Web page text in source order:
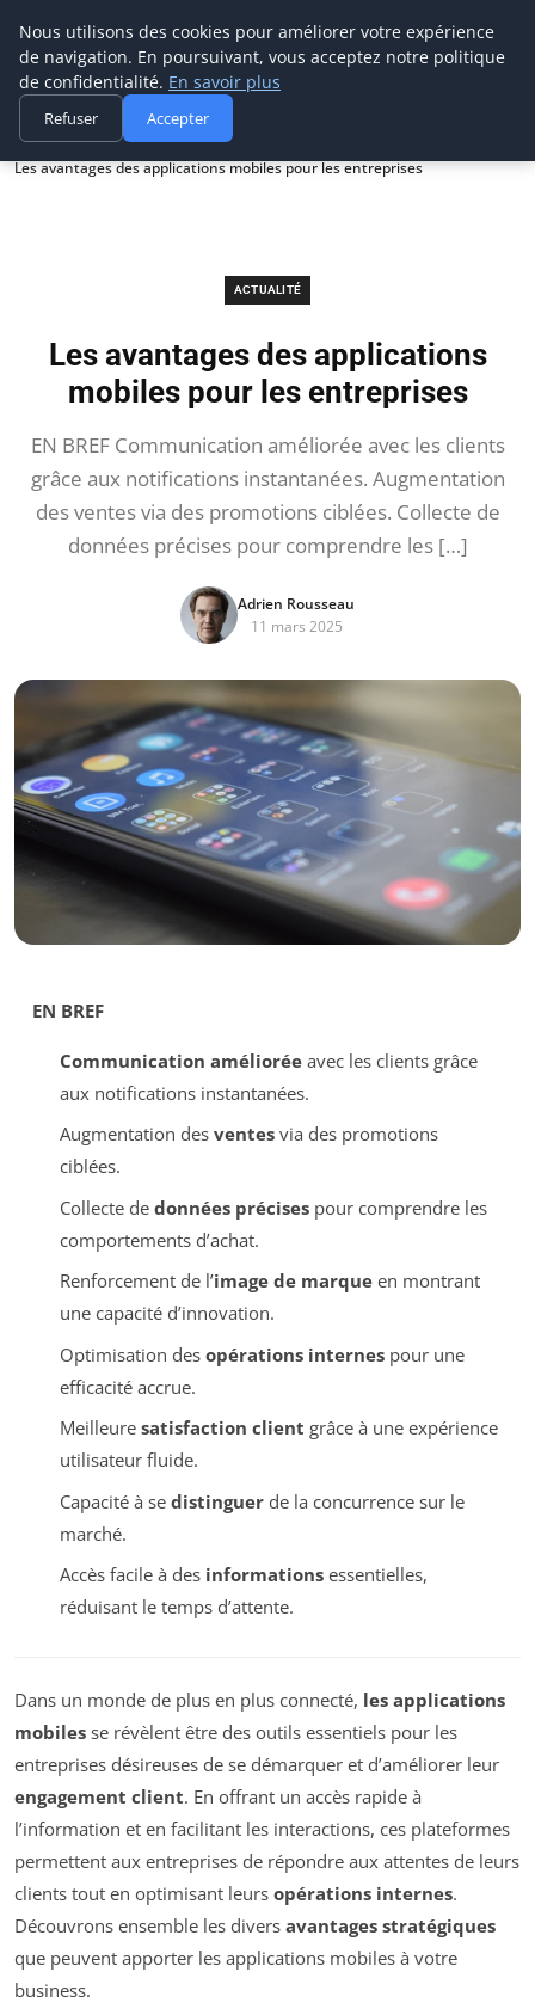
Prospection Pro
Accueil
Actualité
Les avantages des applications mobiles pour les entreprises
ACTUALITÉ
Les avantages des applications
mobiles pour les entreprises
EN BREF Communication améliorée avec les clients
grâce aux notifications instantanées. Augmentation
des ventes via des promotions ciblées. Collecte de
données précises pour comprendre les […]
Adrien Rousseau
11 mars 2025
EN BREF
Communication amélioréeavec les clients grâce
aux notifications instantanées.
Augmentation des ventesvia des promotions
ciblées.
Collecte de données précisespour comprendre les
comportements d’achat.
Renforcement de l’image de marqueen montrant
une capacité d’innovation.
Optimisation des opérations internespour une
efficacité accrue.
Meilleure satisfaction client grâce à une expérience
utilisateur fluide.
Capacité à se distinguerde la concurrence sur le
marché.
Accès facile à des informationsessentielles,
réduisant le temps d’attente.
Dans un monde de plus en plus connecté, les applications
mobiles se révèlent être des outils essentiels pour les
entreprises désireuses de se démarquer et d’améliorer leur
engagement client. En offrant un accès rapide à
l’information et en facilitant les interactions, ces plateformes
permettent aux entreprises de répondre aux attentes de leurs
clients tout en optimisant leurs opérations internes.
Découvrons ensemble les divers avantages stratégiques
que peuvent apporter les applications mobiles à votre
business.
Nous utilisons des cookies pour améliorer votre expérience
de navigation. En poursuivant, vous acceptez notre politique
de confidentialité. En savoir plus
Refuser Accepter